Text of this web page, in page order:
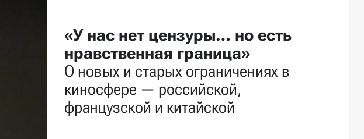
«У нас нет цензуры… но есть
нравственная граница»
О новых и старых ограничениях в
киносфере — российской,
французской и китайской